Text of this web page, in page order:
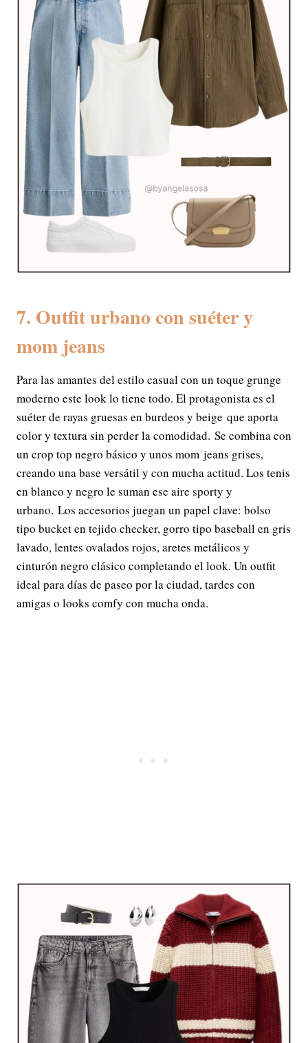
7. Outfit urbano con suéter y
mom jeans
Para las amantes del estilo casual con un toque grunge
moderno este look lo tiene todo. El protagonista es el
suéter de rayas gruesas en burdeos y beige que aporta
color y textura sin perder la comodidad. Se combina con
un crop top negro básico y unos mom jeans grises,
creando una base versátil y con mucha actitud. Los tenis
en blanco y negro le suman ese aire sporty y
urbano. Los accesorios juegan un papel clave: bolso
tipo bucket en tejido checker, gorro tipo baseball en gris
lavado, lentes ovalados rojos, aretes metálicos y
cinturón negro clásico completando el look. Un outfit
ideal para días de paseo por la ciudad, tardes con
amigas o looks comfy con mucha onda.